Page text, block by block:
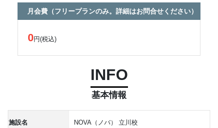
月会費（フリープランのみ。詳細はお問合せください）
0円(税込)
INFO
基本情報
施設名 NOVA（ノバ） 立川校